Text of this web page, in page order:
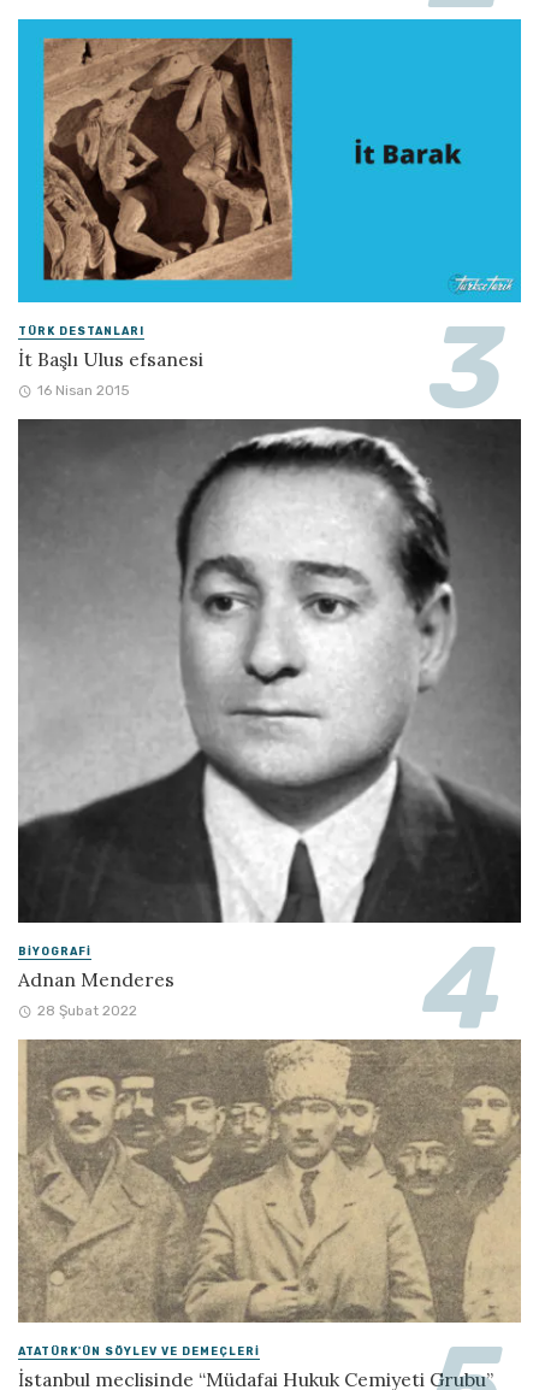
TÜRK DESTANLARI
İt Başlı Ulus efsanesi
16 Nisan 2015
BIYOGRAFI
Adnan Menderes
28 Şubat 2022
ATATÜRK'ÜN SÖYLEV VE DEMEÇLERI
İstanbul meclisinde “Müdafai Hukuk Cemiyeti Grubu”